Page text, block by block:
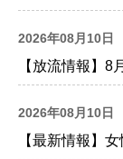
2026年08月10日
【放流情報】8
2026年08月10日
【最新情報】